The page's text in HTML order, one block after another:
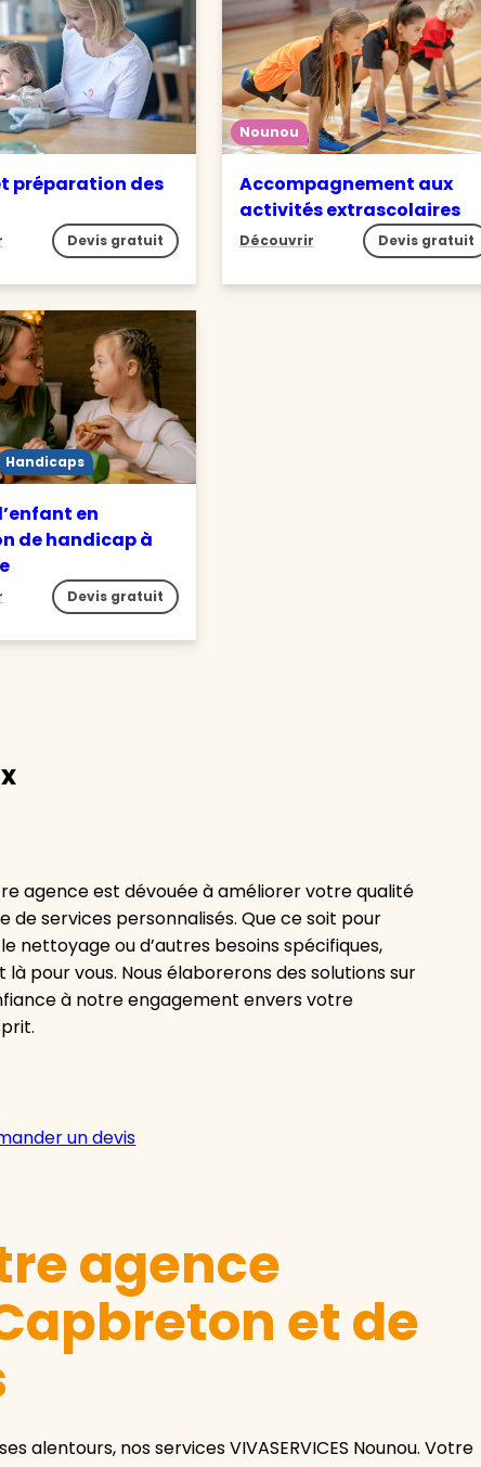
préparation des
Devis gratuit
Nounou
Accompagnement aux
activités extrascolaires
Découvrir Devis gratuit
Handicaps
en
de handicap à
Devis gratuit
agence est dévouée à améliorer votre qualité
services personnalisés. Que ce soit pour
nettoyage ou d’autres besoins spécifiques,
pour vous. Nous élaborerons des solutions sur
à notre engagement envers votre
un devis
agence
et de
alentours, nos services VIVASERVICES Nounou. Votre